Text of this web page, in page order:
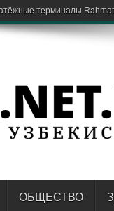
терминалы
ОБЩЕСТВО